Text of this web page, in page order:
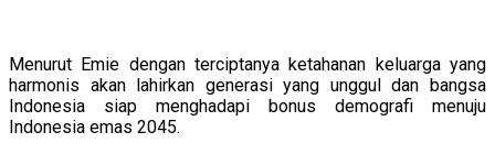
Menurut Emie dengan terciptanya ketahanan keluarga yang
harmonis akan lahirkan generasi yang unggul dan bangsa
Indonesia siap menghadapi bonus demografi menuju
Indonesia emas 2045.